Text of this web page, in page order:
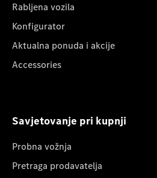
Rabljena vozila
Konfigurator
Aktualna ponuda i akcije
Accessories
Savjetovanje pri kupnji
Probna vožnja
Pretraga prodavatelja